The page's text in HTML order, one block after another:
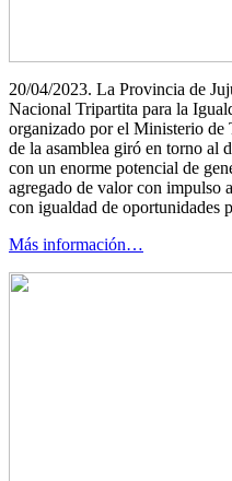
20/04/2023. La Provincia de
Nacional Tripartita para la
organizado por el Ministerio de
de la asamblea giró en torno al
con un enorme potencial de
agregado de valor con impulso
con igualdad de oportunidades
Más información…